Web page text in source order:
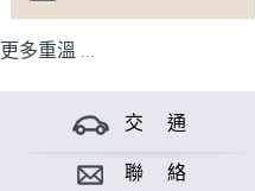
更多重溫 ...
交 通
聯 絡